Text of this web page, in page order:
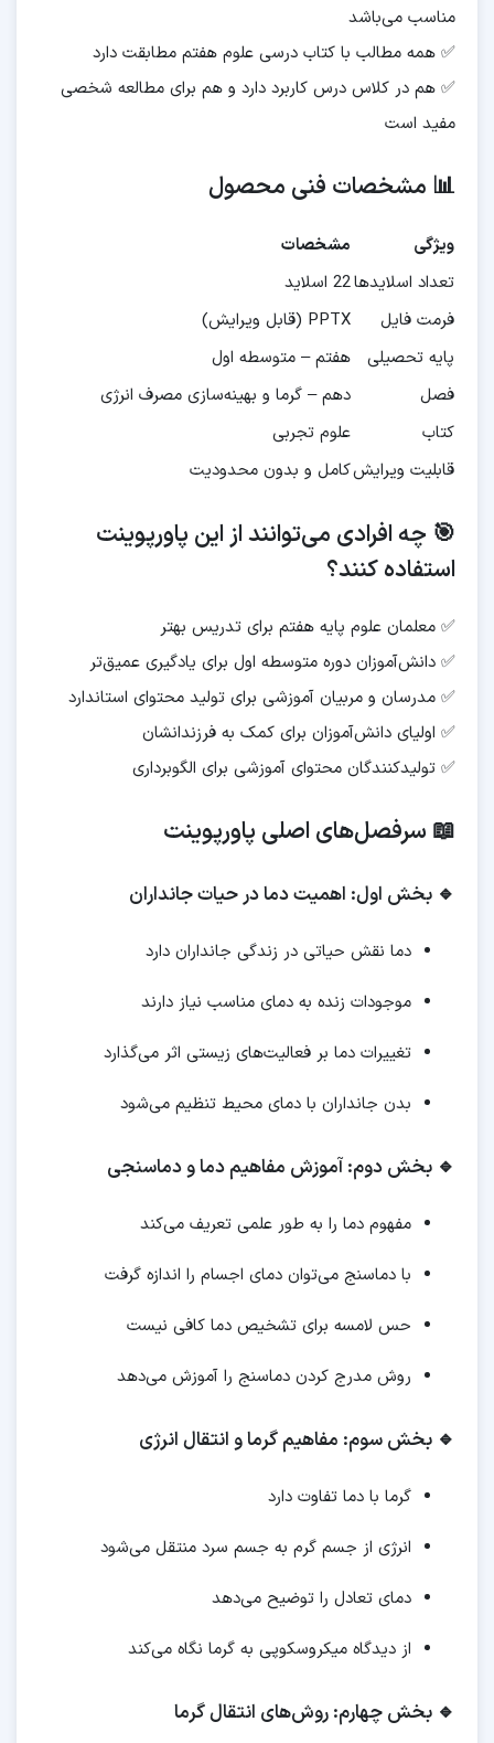
مناسب می‌باشد
✅ همه مطالب با کتاب درسی علوم هفتم مطابقت دارد
✅ هم در کلاس درس کاربرد دارد و هم برای مطالعه شخصی
مفید است
📊 مشخصات فنی محصول
ویژگی
مشخصات
تعداد اسلایدها22 اسلاید
فرمت فایل
PPTX (قابل ویرایش)
پایه تحصیلی
هفتم – متوسطه اول
فصل
دهم – گرما و بهینه‌سازی مصرف انرژی
کتاب
علوم تجربی
قابلیت ویرایشکامل و بدون محدودیت
🎯 چه افرادی می‌توانند از این پاورپوینت
استفاده کنند؟
✅ معلمان علوم پایه هفتم برای تدریس بهتر
✅ دانش‌آموزان دوره متوسطه اول برای یادگیری عمیق‌تر
✅ مدرسان و مربیان آموزشی برای تولید محتوای استاندارد
✅ اولیای دانش‌آموزان برای کمک به فرزندانشان
✅ تولیدکنندگان محتوای آموزشی برای الگوبرداری
📖 سرفصل‌های اصلی پاورپوینت
🔹 بخش اول: اهمیت دما در حیات جانداران
دما نقش حیاتی در زندگی جانداران دارد
موجودات زنده به دمای مناسب نیاز دارند
تغییرات دما بر فعالیت‌های زیستی اثر می‌گذارد
بدن جانداران با دمای محیط تنظیم می‌شود
🔹 بخش دوم: آموزش مفاهیم دما و دماسنجی
مفهوم دما را به طور علمی تعریف می‌کند
با دماسنج می‌توان دمای اجسام را اندازه گرفت
حس لامسه برای تشخیص دما کافی نیست
روش مدرج کردن دماسنج را آموزش می‌دهد
🔹 بخش سوم: مفاهیم گرما و انتقال انرژی
گرما با دما تفاوت دارد
انرژی از جسم گرم به جسم سرد منتقل می‌شود
دمای تعادل را توضیح می‌دهد
از دیدگاه میکروسکوپی به گرما نگاه می‌کند
🔹 بخش چهارم: روش‌های انتقال گرما